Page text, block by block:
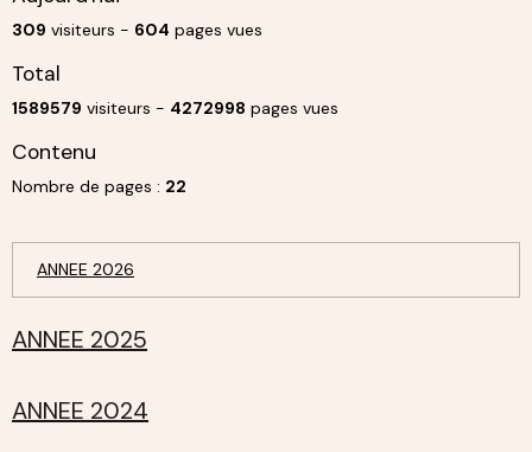
309 visiteurs - 604 pages vues
Total
1589579 visiteurs - 4272998 pages vues
Contenu
Nombre de pages : 22
ANNEE 2026
ANNEE 2025
ANNEE 2024